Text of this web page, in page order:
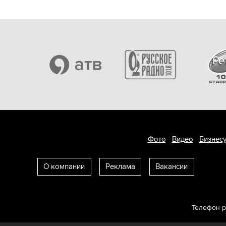
Фото Видео
О компании Реклама Вакансии
Телефон